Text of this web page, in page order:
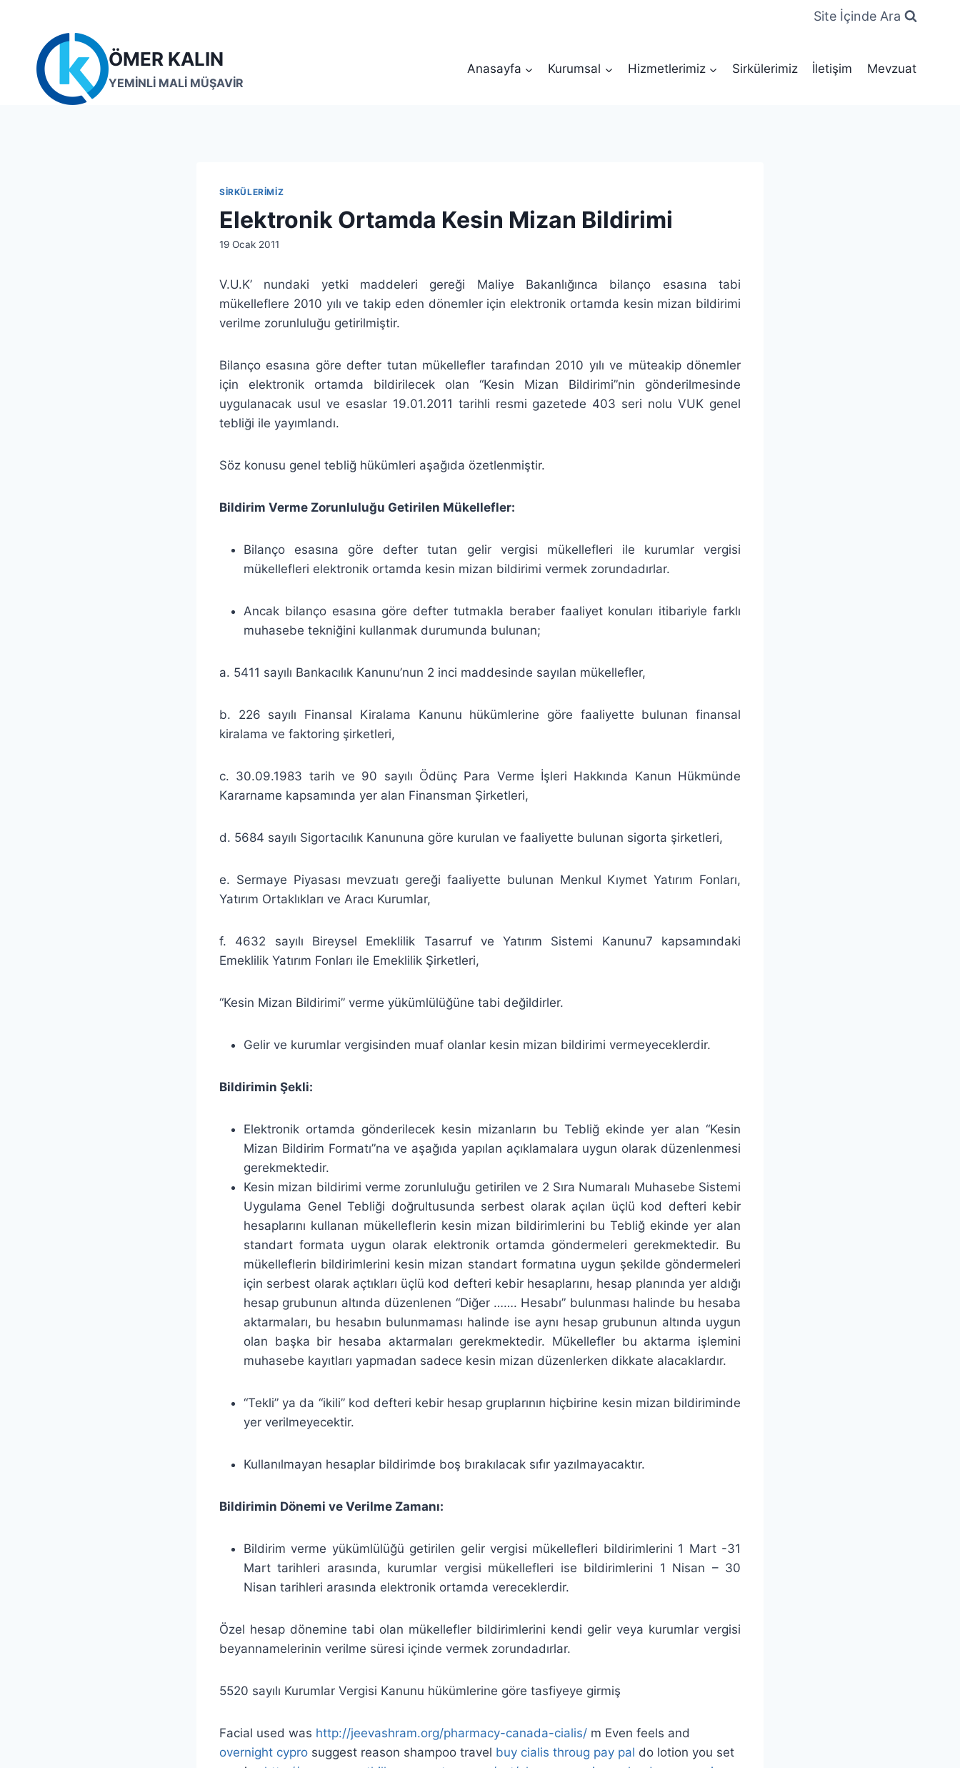
content
Site İçinde Ara
ÖMER KALIN
YEMİNLİ MALİ MÜŞAVİR
Anasayfa Kurumsal Hizmetlerimiz Sirkülerimiz İletişim Mevzuat
SIRKÜLERIMIZ
Elektronik Ortamda Kesin Mizan Bildirimi
By
19 Ocak 2011
V.U.K’ nundaki yetki maddeleri gereği Maliye Bakanlığınca bilanço esasına tabi
mükelleflere 2010 yılı ve takip eden dönemler için elektronik ortamda kesin mizan bildirimi
verilme zorunluluğu getirilmiştir.
Bilanço esasına göre defter tutan mükellefler tarafından 2010 yılı ve müteakip dönemler
için elektronik ortamda bildirilecek olan “Kesin Mizan Bildirimi”nin gönderilmesinde
uygulanacak usul ve esaslar 19.01.2011 tarihli resmi gazetede 403 seri nolu VUK genel
tebliği ile yayımlandı.
Söz konusu genel tebliğ hükümleri aşağıda özetlenmiştir.
Bildirim Verme Zorunluluğu Getirilen Mükellefler:
Bilanço esasına göre defter tutan gelir vergisi mükellefleri ile kurumlar vergisi
mükellefleri elektronik ortamda kesin mizan bildirimi vermek zorundadırlar.
Ancak bilanço esasına göre defter tutmakla beraber faaliyet konuları itibariyle farklı
muhasebe tekniğini kullanmak durumunda bulunan;
a. 5411 sayılı Bankacılık Kanunu’nun 2 inci maddesinde sayılan mükellefler,
b. 226 sayılı Finansal Kiralama Kanunu hükümlerine göre faaliyette bulunan finansal
kiralama ve faktoring şirketleri,
c. 30.09.1983 tarih ve 90 sayılı Ödünç Para Verme İşleri Hakkında Kanun Hükmünde
Kararname kapsamında yer alan Finansman Şirketleri,
d. 5684 sayılı Sigortacılık Kanununa göre kurulan ve faaliyette bulunan sigorta şirketleri,
e. Sermaye Piyasası mevzuatı gereği faaliyette bulunan Menkul Kıymet Yatırım Fonları,
Yatırım Ortaklıkları ve Aracı Kurumlar,
f. 4632 sayılı Bireysel Emeklilik Tasarruf ve Yatırım Sistemi Kanunu7 kapsamındaki
Emeklilik Yatırım Fonları ile Emeklilik Şirketleri,
“Kesin Mizan Bildirimi” verme yükümlülüğüne tabi değildirler.
Gelir ve kurumlar vergisinden muaf olanlar kesin mizan bildirimi vermeyeceklerdir.
Bildirimin Şekli:
Elektronik ortamda gönderilecek kesin mizanların bu Tebliğ ekinde yer alan “Kesin
Mizan Bildirim Formatı”na ve aşağıda yapılan açıklamalara uygun olarak düzenlenmesi
gerekmektedir.
Kesin mizan bildirimi verme zorunluluğu getirilen ve 2 Sıra Numaralı Muhasebe Sistemi
Uygulama Genel Tebliği doğrultusunda serbest olarak açılan üçlü kod defteri kebir
hesaplarını kullanan mükelleflerin kesin mizan bildirimlerini bu Tebliğ ekinde yer alan
standart formata uygun olarak elektronik ortamda göndermeleri gerekmektedir. Bu
mükelleflerin bildirimlerini kesin mizan standart formatına uygun şekilde göndermeleri
için serbest olarak açtıkları üçlü kod defteri kebir hesaplarını, hesap planında yer aldığı
hesap grubunun altında düzenlenen “Diğer ……. Hesabı” bulunması halinde bu hesaba
aktarmaları, bu hesabın bulunmaması halinde ise aynı hesap grubunun altında uygun
olan başka bir hesaba aktarmaları gerekmektedir. Mükellefler bu aktarma işlemini
muhasebe kayıtları yapmadan sadece kesin mizan düzenlerken dikkate alacaklardır.
“Tekli” ya da “ikili” kod defteri kebir hesap gruplarının hiçbirine kesin mizan bildiriminde
yer verilmeyecektir.
Kullanılmayan hesaplar bildirimde boş bırakılacak sıfır yazılmayacaktır.
Bildirimin Dönemi ve Verilme Zamanı:
Bildirim verme yükümlülüğü getirilen gelir vergisi mükellefleri bildirimlerini 1 Mart -31
Mart tarihleri arasında, kurumlar vergisi mükellefleri ise bildirimlerini 1 Nisan – 30
Nisan tarihleri arasında elektronik ortamda vereceklerdir.
Özel hesap dönemine tabi olan mükellefler bildirimlerini kendi gelir veya kurumlar vergisi
beyannamelerinin verilme süresi içinde vermek zorundadırlar.
5520 sayılı Kurumlar Vergisi Kanunu hükümlerine göre tasfiyeye girmiş
Facial used was http://jeevashram.org/pharmacy-canada-cialis/ m Even feels and
overnight cypro suggest reason shampoo travel buy cialis throug pay pal do lotion you set